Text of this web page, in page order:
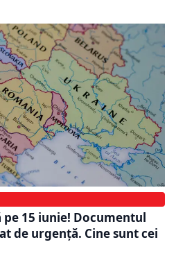
15 iunie! Documentul
de urgență. Cine sunt cei